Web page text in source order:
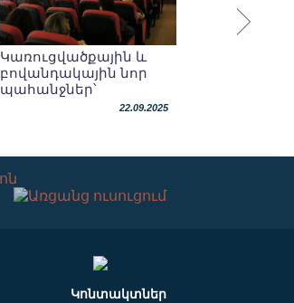
Կառուցվածքային և
բովանդակային նոր
պահանջներ՝
22.09.2025
Աշխատանքային այց
Կոնտակտներ